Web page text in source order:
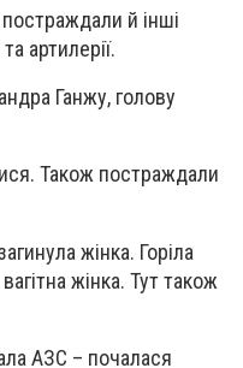
й інші
артилерії.
Ганжу, голову
Також постраждали
жінка. Горіла
жінка. Тут також
АЗС – почалася